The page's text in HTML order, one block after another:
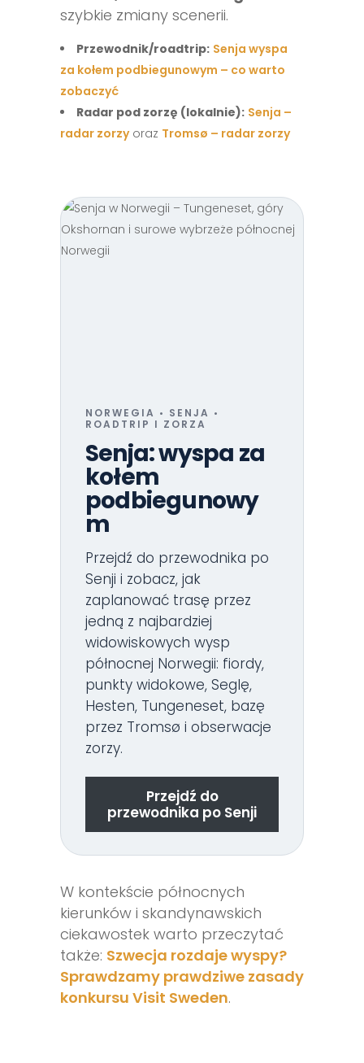
szybkie zmiany scenerii.
Przewodnik/roadtrip: Senja wyspa
za kołem podbiegunowym – co warto
zobaczyć
Radar pod zorzę (lokalnie): Senja –
radar zorzyoraz Tromsø – radar zorzy
NORWEGIA • SENJA •
ROADTRIP I ZORZA
Senja: wyspa za
kołem
podbiegunowy
m
Przejdź do przewodnika po
Senji i zobacz, jak
zaplanować trasę przez
jedną z najbardziej
widowiskowych wysp
północnej Norwegii: fiordy,
punkty widokowe, Seglę,
Hesten, Tungeneset, bazę
przez Tromsø i obserwacje
zorzy.
Przejdź do
przewodnika po Senji
W kontekście północnych
kierunków i skandynawskich
ciekawostek warto przeczytać
także: Szwecja rozdaje wyspy?
Sprawdzamy prawdziwe zasady
konkursu Visit Sweden.